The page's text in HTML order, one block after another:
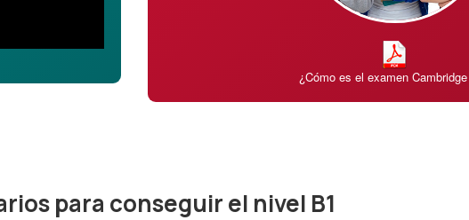
¿Cómo es el examen
para conseguir el nivel B1